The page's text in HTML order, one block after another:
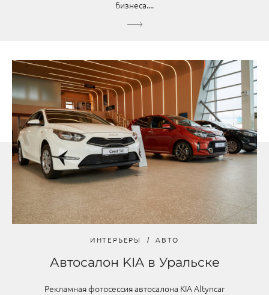
бизнеса....
ИНТЕРЬЕРЫ АВТО
Автосалон KIA в Уральске
Рекламная фотосессия автосалона KIA Altyncar